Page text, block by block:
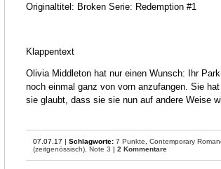
Originaltitel: Broken Serie: Redemption #1
Klappentext
Olivia Middleton hat nur einen Wunsch: Ihr
noch einmal ganz von vorn anzufangen. Sie
sie glaubt, dass sie sie nun auf andere Weise
07.07.17 | Schlagworte: 7 Punkte Contemporary
(zeitgenössisch), Note 3 | 2 Kommentare